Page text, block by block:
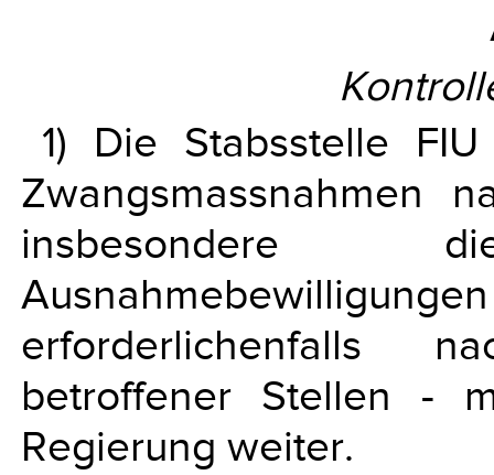
1) Die Stabsstelle
erforderlichenfalls
betroffener Stellen -
Regierung weiter.